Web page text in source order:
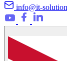
info@it-